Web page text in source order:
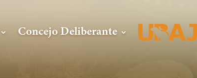
Concejo Deliberante